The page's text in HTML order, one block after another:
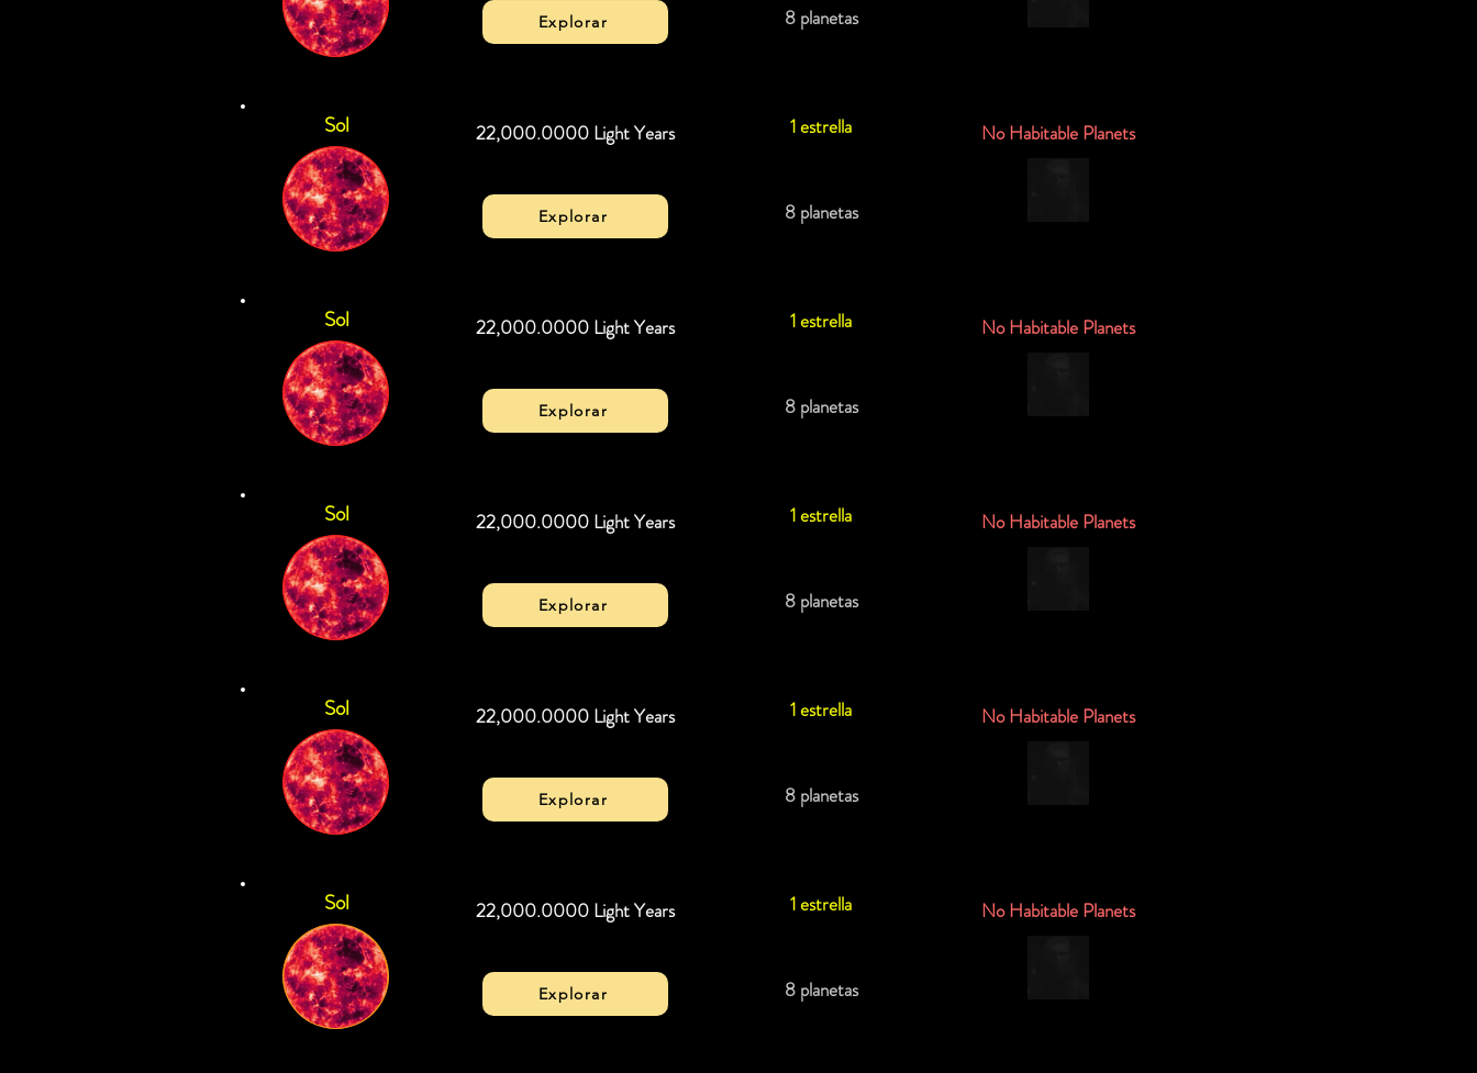
Explorar 8 planetas
Sol 22,000.0000 Light Years
Explorar
1 estrella
8 planetas
No Habitable Planets
Sol 22,000.0000 Light Years
Explorar
1 estrella
8 planetas
No Habitable Planets
Sol 22,000.0000 Light Years
Explorar
1 estrella
8 planetas
No Habitable Planets
Sol 22,000.0000 Light Years
Explorar
1 estrella
8 planetas
No Habitable Planets
Sol 22,000.0000 Light Years
Explorar
1 estrella
8 planetas
No Habitable Planets